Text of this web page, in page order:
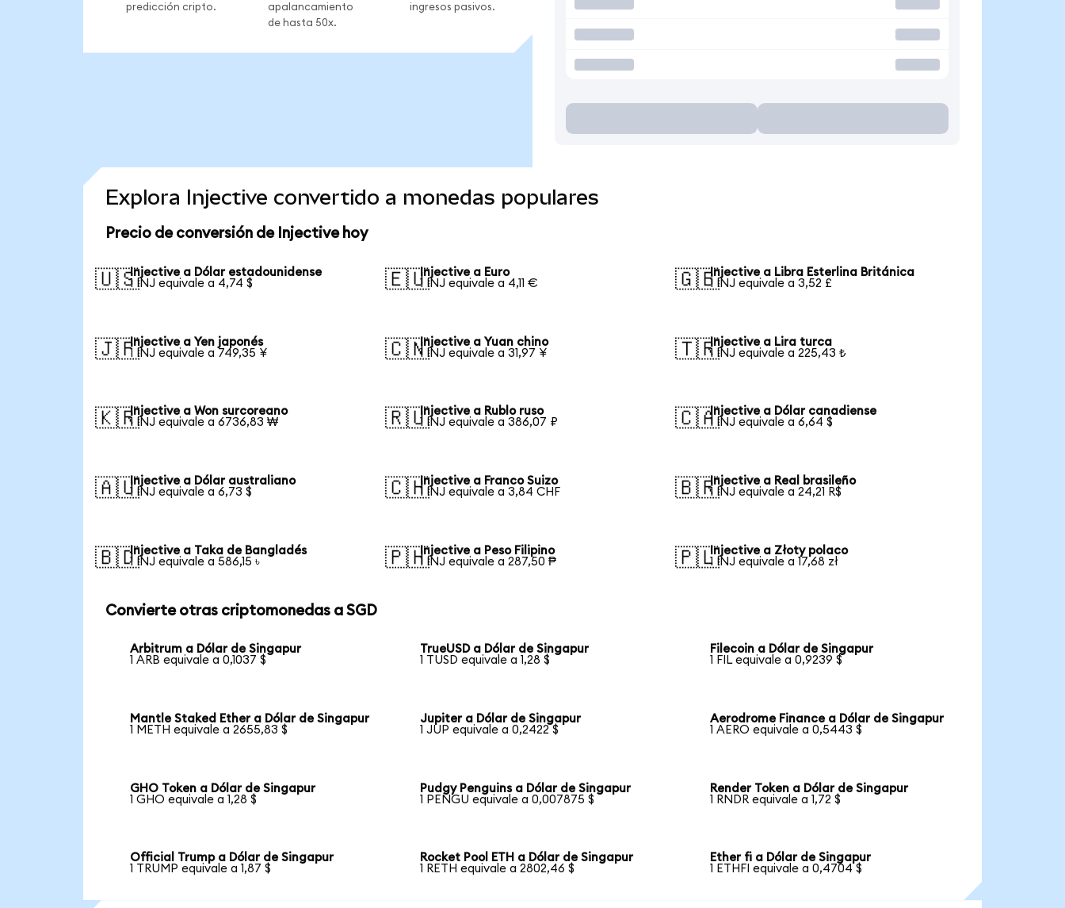
predicción cripto.
apalancamiento
de hasta 50x.
ingresos pasivos.
Explora Injective convertido a monedas populares
Precio de conversión de Injective hoy
🇺🇸Injective a Dólar estadounidense
1 INJ equivale a 4,74 $
🇪🇺Injective a Euro
1 INJ equivale a 4,11 €
🇬🇧Injective a Libra Esterlina Británica
1 INJ equivale a 3,52 £
🇯🇵Injective a Yen japonés
1 INJ equivale a 749,35 ¥
🇨🇳Injective a Yuan chino
1 INJ equivale a 31,97 ¥
🇹🇷Injective a Lira turca
1 INJ equivale a 225,43 ₺
🇰🇷Injective a Won surcoreano
1 INJ equivale a 6736,83 ₩
🇷🇺Injective a Rublo ruso
1 INJ equivale a 386,07 ₽
🇨🇦Injective a Dólar canadiense
1 INJ equivale a 6,64 $
🇦🇺Injective a Dólar australiano
1 INJ equivale a 6,73 $
🇨🇭Injective a Franco Suizo
1 INJ equivale a 3,84 CHF
🇧🇷Injective a Real brasileño
1 INJ equivale a 24,21 R$
🇧🇩Injective a Taka de Bangladés
1 INJ equivale a 586,15 ৳
🇵🇭Injective a Peso Filipino
1 INJ equivale a 287,50 ₱
🇵🇱Injective a Złoty polaco
1 INJ equivale a 17,68 zł
Convierte otras criptomonedas a SGD
Arbitrum a Dólar de Singapur
1 ARB equivale a 0,1037 $
TrueUSD a Dólar de Singapur
1 TUSD equivale a 1,28 $
Filecoin a Dólar de Singapur
1 FIL equivale a 0,9239 $
Mantle Staked Ether a Dólar de Singapur
1 METH equivale a 2655,83 $
Jupiter a Dólar de Singapur
1 JUP equivale a 0,2422 $
Aerodrome Finance a Dólar de Singapur
1 AERO equivale a 0,5443 $
GHO Token a Dólar de Singapur
1 GHO equivale a 1,28 $
Pudgy Penguins a Dólar de Singapur
1 PENGU equivale a 0,007875 $
Render Token a Dólar de Singapur
1 RNDR equivale a 1,72 $
Official Trump a Dólar de Singapur
1 TRUMP equivale a 1,87 $
Rocket Pool ETH a Dólar de Singapur
1 RETH equivale a 2802,46 $
Ether fi a Dólar de Singapur
1 ETHFI equivale a 0,4704 $